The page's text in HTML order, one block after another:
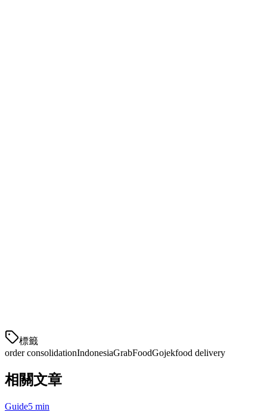
標籤
order consolidationIndonesiaGrabFoodGojekfood delivery
相關文章
Guide5 min